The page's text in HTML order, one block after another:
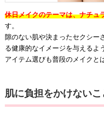
休日メイクのテーマは、ナチュ
す。
隙のない肌や決まったセクシー
る健康的なイメージを与えるよ
アイテム選びも普段のメイクと
肌に負担をかけない